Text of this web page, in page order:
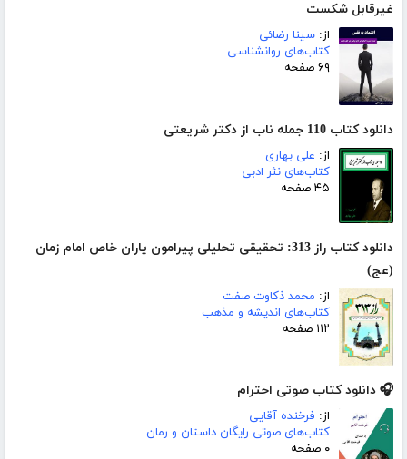
غیرقابل شکست
از: سینا رضائی
کتاب‌های روانشناسی
۶۹ صفحه
دانلود کتاب 110 جمله ناب از دکتر شریعتی
از: علی بهاری
کتاب‌های نثر ادبی
۴۵ صفحه
دانلود کتاب راز 313: تحقیقی تحلیلی پیرامون یاران خاص امام زمان
(عج)
از: محمد ذکاوت صفت
کتاب‌های اندیشه و مذهب
۱۱۲ صفحه
🎧 دانلود کتاب صوتی احترام
از: فرخنده آقایی
کتاب‌های صوتی رایگان داستان و رمان
۰ صفحه